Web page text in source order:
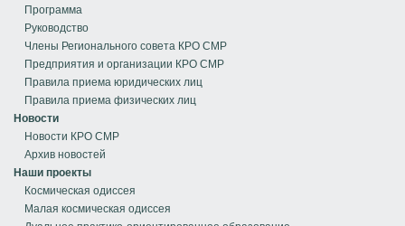
Программа
Руководство
Члены Регионального совета КРО СМР
Предприятия и организации КРО СМР
Правила приема юридических лиц
Правила приема физических лиц
Новости
Новости КРО СМР
Архив новостей
Наши проекты
Космическая одиссея
Малая космическая одиссея